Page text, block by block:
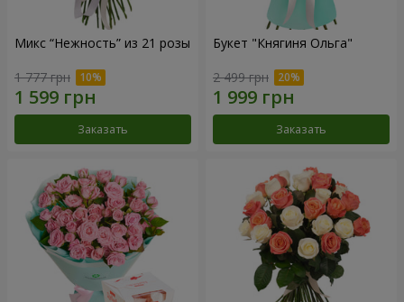
Микс “Нежность” из 21 розы
1 777 грн
Заказать
Букет "Княгиня Ольга"
2 499 грн
Заказать